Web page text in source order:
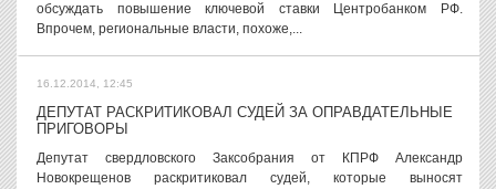
обсуждать повышение ключевой ставки Центробанком РФ.
Впрочем, региональные власти, похоже,...
16.12.2014, 12:45
ДЕПУТАТ РАСКРИТИКОВАЛ СУДЕЙ ЗА ОПРАВДАТЕЛЬНЫЕ
ПРИГОВОРЫ
Депутат свердловского Заксобрания от КПРФ Александр
Новокрещенов раскритиковал судей, которые выносят